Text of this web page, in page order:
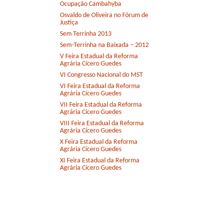
Ocupação Cambahyba
Osvaldo de Oliveira no Fórum de
Justiça
Sem Terrinha 2013
Sem-Terrinha na Baixada – 2012
V Feira Estadual da Reforma
Agrária Cícero Guedes
VI Congresso Nacional do MST
VI Feira Estadual da Reforma
Agrária Cícero Guedes
VII Feira Estadual da Reforma
Agrária Cícero Guedes
VIII Feira Estadual da Reforma
Agrária Cícero Guedes
X Feira Estadual da Reforma
Agrária Cícero Guedes
XI Feira Estadual da Reforma
Agrária Cícero Guedes